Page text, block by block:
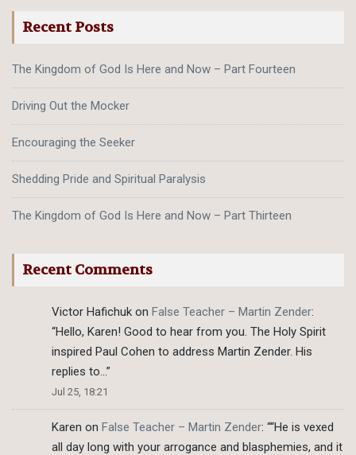
Recent Posts
The Kingdom of God Is Here and Now – Part Fourteen
Driving Out the Mocker
Encouraging the Seeker
Shedding Pride and Spiritual Paralysis
The Kingdom of God Is Here and Now – Part Thirteen
Recent Comments
Victor Hafichuk on False Teacher – Martin Zender:
“Hello, Karen! Good to hear from you. The Holy Spirit
inspired Paul Cohen to address Martin Zender. His
replies to…”
Jul 25, 18:21
Karen on False Teacher – Martin Zender: ““He is vexed
all day long with your arrogance and blasphemies, and it